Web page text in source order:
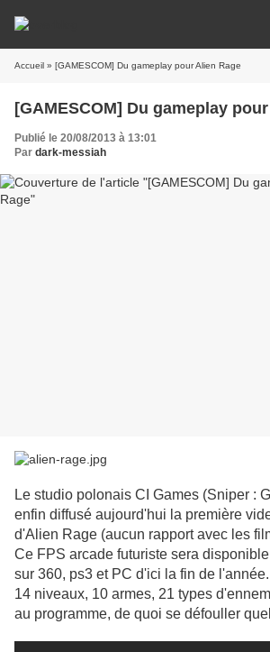
Accueil » [GAMESCOM] Du gameplay pour Alien Rage
[GAMESCOM] Du gameplay
Publié le 20/08/2013 à 13:01
Par dark-messiah
Le studio polonais CI Games (Sniper :
enfin diffusé aujourd'hui la première
d'Alien Rage (aucun rapport avec les
Ce FPS arcade futuriste sera
sur 360, ps3 et PC d'ici la fin de l'année.
14 niveaux, 10 armes, 21 types
au programme, de quoi se défouller